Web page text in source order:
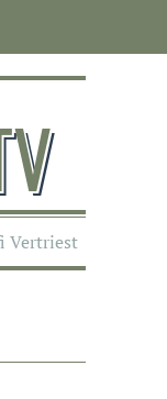
Vertriest